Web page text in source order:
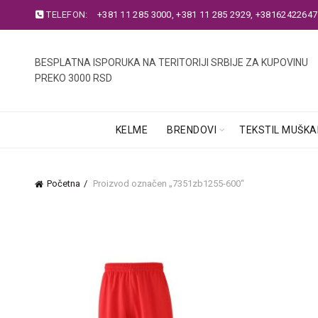
TELEFON: +381 11 285 3000,+381 11 285 2929, +38162422647
BESPLATNA ISPORUKA NA TERITORIJI SRBIJE ZA KUPOVINU
PREKO 3000 RSD
KELME BRENDOVI TEKSTIL
Početna Proizvod označen „7351zb1255-600“